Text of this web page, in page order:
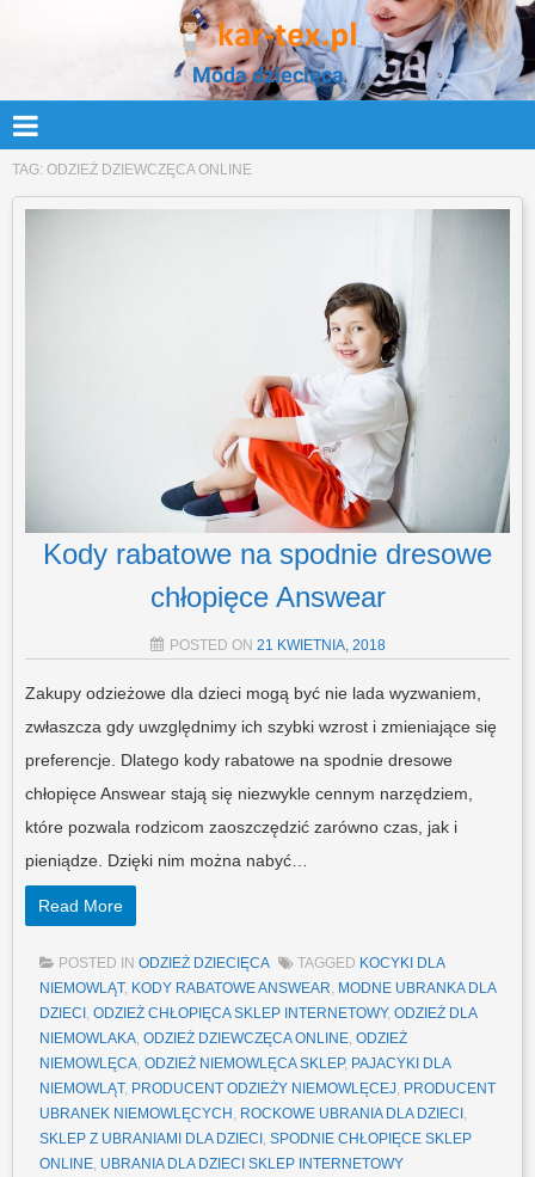
Moda dziecięca
TAG: ODZIEŻ DZIEWCZĘCA ONLINE
Kody rabatowe na spodnie dresowe
chłopięce Answear
POSTED ON 21 KWIETNIA, 2018
Zakupy odzieżowe dla dzieci mogą być nie lada wyzwaniem,
zwłaszcza gdy uwzględnimy ich szybki wzrost i zmieniające się
preferencje. Dlatego kody rabatowe na spodnie dresowe
chłopięce Answear stają się niezwykle cennym narzędziem,
które pozwala rodzicom zaoszczędzić zarówno czas, jak i
pieniądze. Dzięki nim można nabyć…
Read More
POSTED IN ODZIEŻ DZIECIĘCA TAGGED KOCYKI DLA
NIEMOWLĄT, KODY RABATOWE ANSWEAR MODNE UBRANKA DLA
DZIECI ODZIEŻ CHŁOPIĘCA SKLEP INTERNETOWY, ODZIEŻ DLA
NIEMOWLAKA ODZIEŻ DZIEWCZĘCA ONLINE ODZIEŻ
NIEMOWLĘCA ODZIEŻ NIEMOWLĘCA SKLEP, PAJACYKI DLA
NIEMOWLĄT, PRODUCENT ODZIEŻY NIEMOWLĘCEJ PRODUCENT
UBRANEK NIEMOWLĘCYCH ROCKOWE UBRANIA DLA DZIECI
SKLEP Z UBRANIAMI DLA DZIECI SPODNIE CHŁOPIĘCE SKLEP
ONLINE UBRANIA DLA DZIECI SKLEP INTERNETOWY